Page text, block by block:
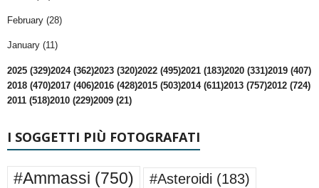
February (28)
January (11)
2025 (329)2024 (362)2023 (320)2022 (495)2021 (183)2020 (331)2019 (407)
2018 (470)2017 (406)2016 (428)2015 (503)2014 (611)2013 (757)2012 (724)
2011 (518)2010 (229)2009 (21)
I SOGGETTI PIÙ FOTOGRAFATI
#Ammassi (750) #Asteroidi (183)